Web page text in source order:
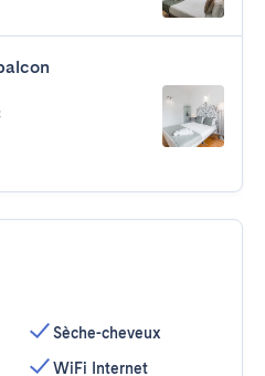
Sèche-cheveux
WiFi Internet